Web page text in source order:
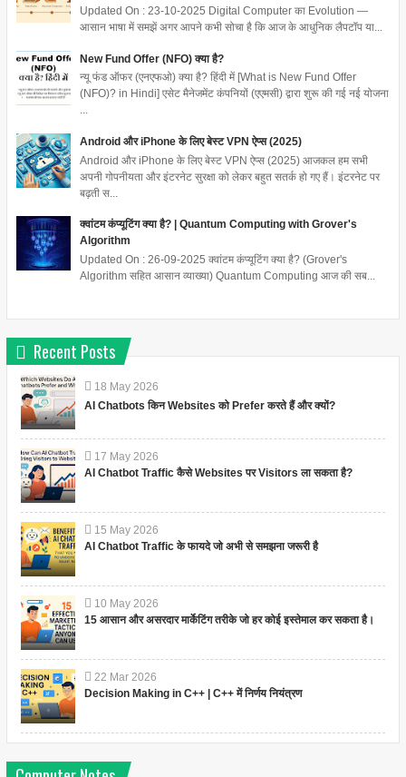
Updated On : 23-10-2025 Digital Computer का Evolution —
आसान भाषा में समझें अगर आपने कभी सोचा है कि आज के आधुनिक लैपटॉप या...
New Fund Offer (NFO) क्या है?
न्यू फंड ऑफर (एनएफओ) क्या है? हिंदी में [What is New Fund Offer
(NFO)? in Hindi] एसेट मैनेजमेंट कंपनियों (एएमसी) द्वारा शुरू की गई नई योजना
...
Android और iPhone के लिए बेस्ट VPN ऐप्स (2025)
Android और iPhone के लिए बेस्ट VPN ऐप्स (2025) आजकल हम सभी
अपनी गोपनीयता और इंटरनेट सुरक्षा को लेकर बहुत सतर्क हो गए हैं। इंटरनेट पर
बढ़ती स...
क्वांटम कंप्यूटिंग क्या है? | Quantum Computing with Grover's
Algorithm
Updated On : 26-09-2025 क्वांटम कंप्यूटिंग क्या है? (Grover's
Algorithm सहित आसान व्याख्या) Quantum Computing आज की सब...
Recent Posts
18 May 2026
AI Chatbots किन Websites को Prefer करते हैं और क्यों?
17 May 2026
AI Chatbot Traffic कैसे Websites पर Visitors ला सकता है?
15 May 2026
AI Chatbot Traffic के फायदे जो अभी से समझना जरूरी है
10 May 2026
15 आसान और असरदार मार्केटिंग तरीके जो हर कोई इस्तेमाल कर सकता है।
22 Mar 2026
Decision Making in C++ | C++ में निर्णय नियंत्रण